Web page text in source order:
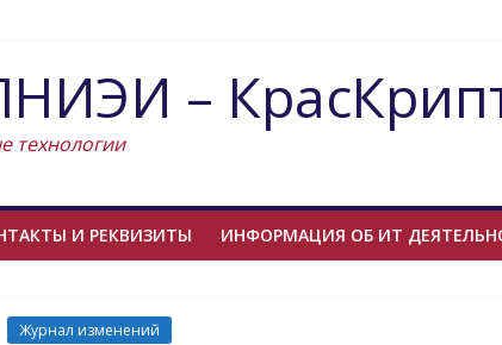
–
технологии
И РЕКВИЗИТЫ ИНФОРМАЦИЯ ОБ ИТ
Журнал изменений